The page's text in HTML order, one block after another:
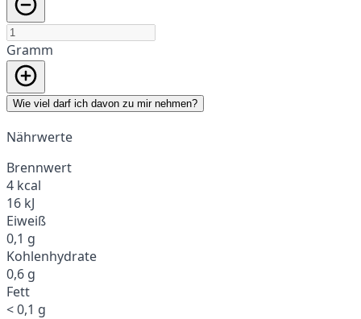
Gramm
Wie viel darf ich davon zu mir nehmen?
Nährwerte
Brennwert
4 kcal
16 kJ
Eiweiß
0,1 g
Kohlenhydrate
0,6 g
Fett
< 0,1 g